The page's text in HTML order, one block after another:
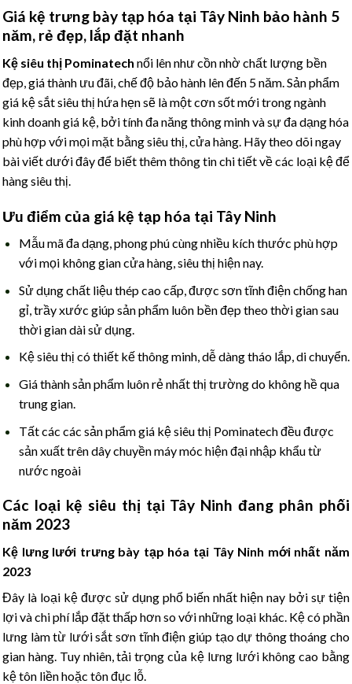
Giá kệ trưng bày tạp hóa tại Tây Ninh bảo hành 5
năm, rẻ đẹp, lắp đặt nhanh
Kệ siêu thị Pominatech nổi lên như cồn nhờ chất lượng bền
đẹp, giá thành ưu đãi, chế độ bảo hành lên đến 5 năm. Sản phẩm
giá kệ sắt siêu thị hứa hẹn sẽ là một cơn sốt mới trong ngành
kinh doanh giá kệ, bởi tính đa năng thông minh và sự đa dạng hóa
phù hợp với mọi mặt bằng siêu thị, cửa hàng. Hãy theo dõi ngay
bài viết dưới đây để biết thêm thông tin chi tiết về các loại kệ để
hàng siêu thị.
Ưu điểm của giá kệ tạp hóa tại Tây Ninh
Mẫu mã đa dạng, phong phú cùng nhiều kích thước phù hợp
với mọi không gian cửa hàng, siêu thị hiện nay.
Sử dụng chất liệu thép cao cấp, được sơn tĩnh điện chống han
gỉ, trầy xước giúp sản phẩm luôn bền đẹp theo thời gian sau
thời gian dài sử dụng.
Kệ siêu thị có thiết kế thông minh, dễ dàng tháo lắp, di chuyển.
Giá thành sản phẩm luôn rẻ nhất thị trường do không hề qua
trung gian.
Tất các các sản phẩm giá kệ siêu thị Pominatech đều được
sản xuất trên dây chuyền máy móc hiện đại nhập khẩu từ
nước ngoài
Các loại kệ siêu thị tại Tây Ninh đang phân phối
năm 2023
Kệ lưng lưới trưng bày tạp hóa tại Tây Ninh mới nhất năm
2023
Đây là loại kệ được sử dụng phổ biến nhất hiện nay bởi sự tiện
lợi và chi phí lắp đặt thấp hơn so với những loại khác. Kệ có phần
lưng làm từ lưới sắt sơn tĩnh điện giúp tạo dự thông thoáng cho
gian hàng. Tuy nhiên, tải trọng của kệ lưng lưới không cao bằng
kệ tôn liền hoặc tôn đục lỗ.